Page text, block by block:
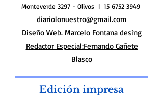
Propietario: Miguel Angel Armaleo
Monteverde 3297 - Olivos |15 6752 3949
diariolonuestro@gmail.com
Diseño Web. Marcelo Fontana desing
Redactor Especial:Fernando Gañete
Blasco